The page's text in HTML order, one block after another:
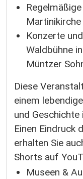
Konzerte
Waldbühne
Müntzer
Diese
einem
und Geschichte
Einen Eindruck
erhalten Sie
Shorts auf
Museen &